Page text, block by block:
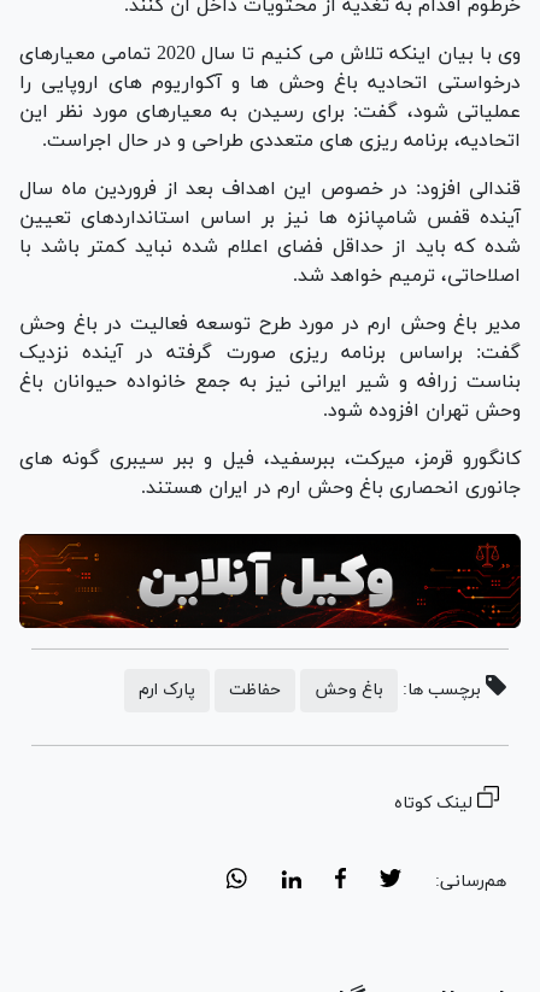
خرطوم اقدام به تغذیه از محتویات داخل آن کنند.
وی با بیان اینکه تلاش می کنیم تا سال 2020 تمامی معیارهای
درخواستی اتحادیه باغ وحش ها و آکواریوم های اروپایی را
عملیاتی شود، گفت: برای رسیدن به معیارهای مورد نظر این
اتحادیه، برنامه ریزی های متعددی طراحی و در حال اجراست.
قندالی افزود: در خصوص این اهداف بعد از فروردین ماه سال
آینده قفس شامپانزه ها نیز بر اساس استانداردهای تعیین
شده که باید از حداقل فضای اعلام شده نباید کمتر باشد با
اصلاحاتی، ترمیم خواهد شد.
مدیر باغ وحش ارم در مورد طرح توسعه فعالیت در باغ وحش
گفت: براساس برنامه ریزی صورت گرفته در آینده نزدیک
بناست زرافه و شیر ایرانی نیز به جمع خانواده حیوانان باغ
وحش تهران افزوده شود.
کانگورو قرمز، میرکت، ببرسفید، فیل و ببر سیبری گونه های
جانوری انحصاری باغ وحش ارم در ایران هستند.
برچسب ها: باغ وحش حفاظت پارک ارم
لینک کوتاه
هم‌رسانی: